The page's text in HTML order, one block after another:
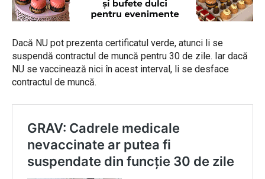
Dacă NU pot prezenta certificatul verde, atunci li se
suspendă contractul de muncă pentru 30 de zile. Iar dacă
NU se vaccinează nici în acest interval, li se desface
contractul de muncă.